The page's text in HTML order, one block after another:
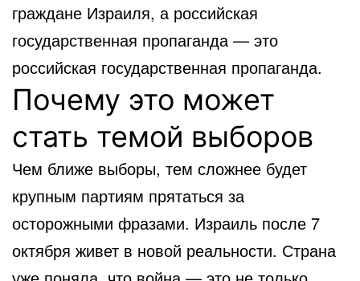
граждане Израиля, а российская
государственная пропаганда — это
российская государственная пропаганда.
Почему это может
стать темой выборов
Чем ближе выборы, тем сложнее будет
крупным партиям прятаться за
осторожными фразами. Израиль после 7
октября живет в новой реальности. Страна